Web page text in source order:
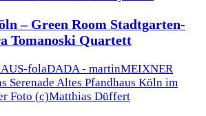
– Green Room Stadtgarten-
Tomanoski Quartett